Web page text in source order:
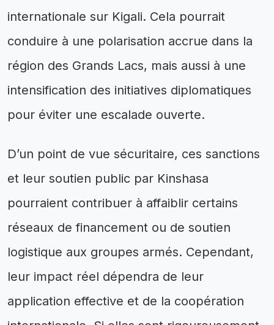
internationale sur Kigali. Cela pourrait
conduire à une polarisation accrue dans la
région des Grands Lacs, mais aussi à une
intensification des initiatives diplomatiques
pour éviter une escalade ouverte.
D’un point de vue sécuritaire, ces sanctions
et leur soutien public par Kinshasa
pourraient contribuer à affaiblir certains
réseaux de financement ou de soutien
logistique aux groupes armés. Cependant,
leur impact réel dépendra de leur
application effective et de la coopération